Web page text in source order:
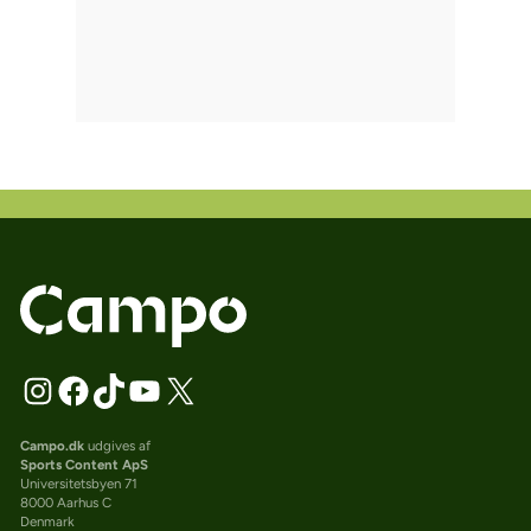
Campo.dkudgives af
Sports Content ApS
Universitetsbyen 71
8000 Aarhus C
Denmark